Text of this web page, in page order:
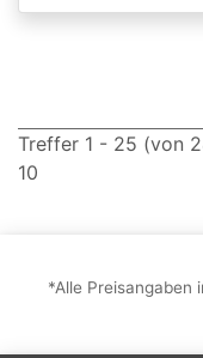
Commander
2018
Commander
2020
Treffer 1 - 25 (von
10
*Alle Preisangaben